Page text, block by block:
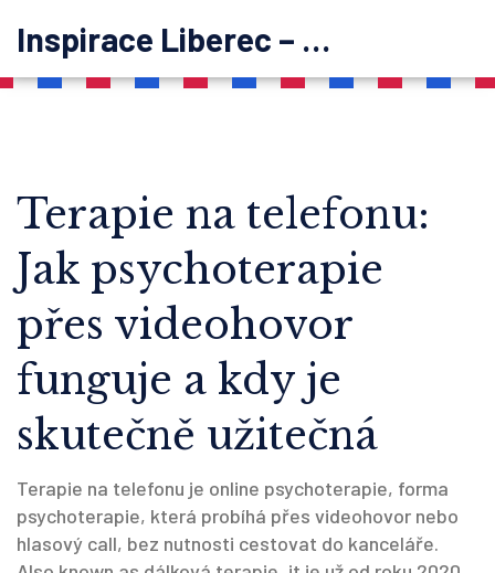
Inspirace Liberec – psychoterapie
Terapie na telefonu:
Jak psychoterapie
přes videohovor
funguje a kdy je
skutečně užitečná
Terapie na telefonu je online psychoterapie, forma
psychoterapie, která probíhá přes videohovor nebo
hlasový call, bez nutnosti cestovat do kanceláře.